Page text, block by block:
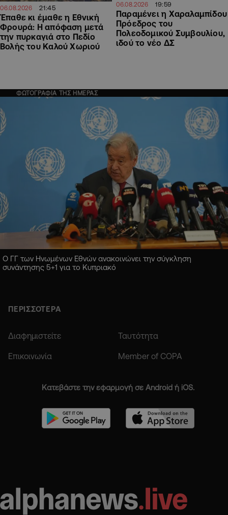
06.08.2026 21:45
Έπαθε κι έμαθε η Εθνική
Φρουρά: Η απόφαση μετά
την πυρκαγιά στο Πεδίο
Βολής του Καλού Χωριού
06.08.2026 19:59
Παραμένει η Χαραλαμπίδου
Πρόεδρος του
Πολεοδομικού Συμβουλίου,
ιδού το νέο ΔΣ
ΦΩΤΟΓΡΑΦΙΑ ΤΗΣ ΗΜΕΡΑΣ
Ο ΓΓ των Ηνωμένων Εθνών ανακοινώνει την σύγκληση
συνάντησης 5+1 για το Κυπριακό
ΠΕΡΙΣΣΟΤΕΡΑ
Διαφημιστείτε Ταυτότητα
Επικοινωνία Member of COPA
Κατεβάστε την εφαρμογή σε Android ή iOS.